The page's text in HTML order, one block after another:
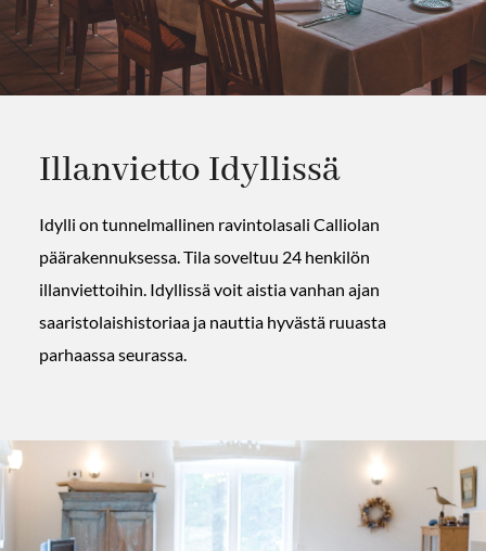
Illanvietto Idyllissä
Idylli on tunnelmallinen ravintolasali Calliolan
päärakennuksessa. Tila soveltuu 24 henkilön
illanviettoihin. Idyllissä voit aistia vanhan ajan
saaristolaishistoriaa ja nauttia hyvästä ruuasta
parhaassa seurassa.